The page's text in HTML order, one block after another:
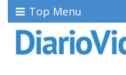
Top Menu